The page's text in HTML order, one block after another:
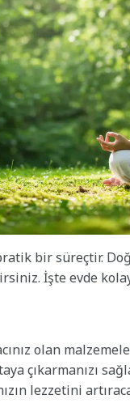
bir süreçtir.
İşte evde
olan
çıkarmanızı
lezzetini